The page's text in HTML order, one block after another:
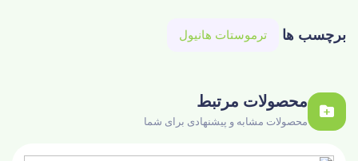
برچسب ها ترموستات هانيول
محصولات مرتبط
محصولات مشابه و پیشنهادی برای شما